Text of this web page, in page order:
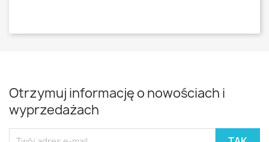
Otrzymuj informację o nowościach i
wyprzedażach